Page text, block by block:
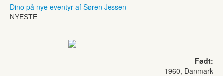
Dino på nye eventyr af Søren Jessen
NYESTE
Født:
1960, Danmark